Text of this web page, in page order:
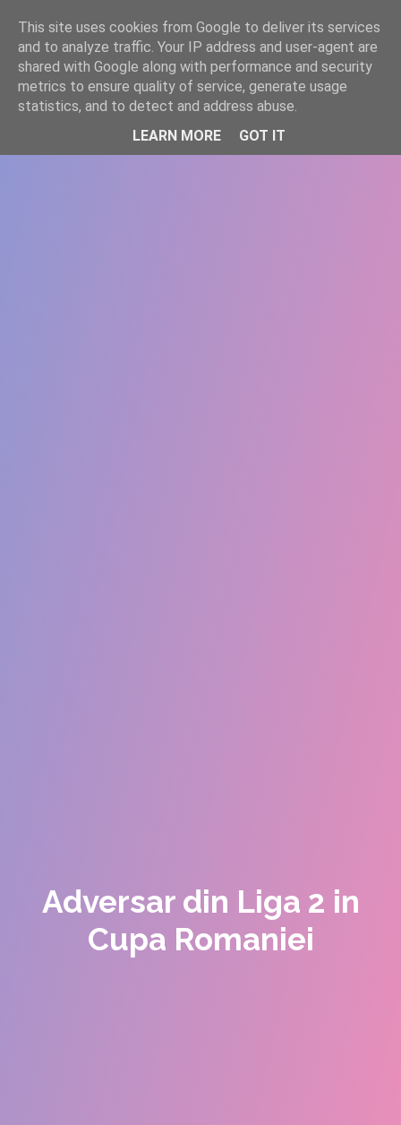
WWW.GAZISTI.RO
Adversar din Liga 2 in
Cupa Romaniei
This site uses cookies from Google to deliver its services
and to analyze traffic. Your IP address and user-agent are
shared with Google along with performance and security
metrics to ensure quality of service, generate usage
statistics, and to detect and address abuse.
LEARN MORE
GOT IT